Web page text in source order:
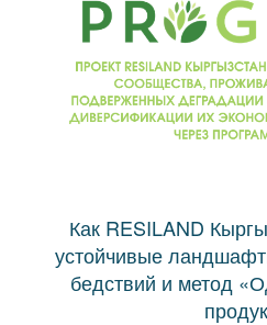
Как RESILAND
устойчивые
бедствий и метод